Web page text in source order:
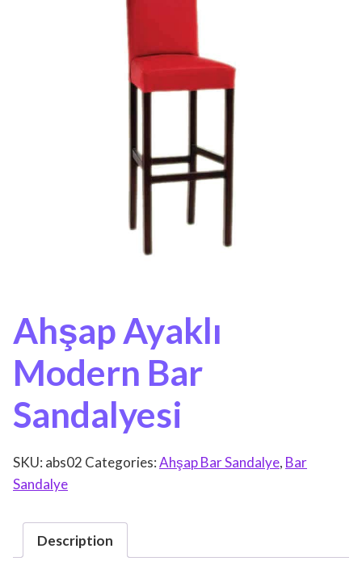
Ahşap Ayaklı
Modern Bar
Sandalyesi
SKU: abs02 Categories:Ahşap Bar Sandalye, Bar
Sandalye
Description